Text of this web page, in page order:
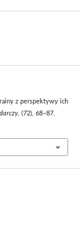
z perspektywy ich
, (72), 68–87.